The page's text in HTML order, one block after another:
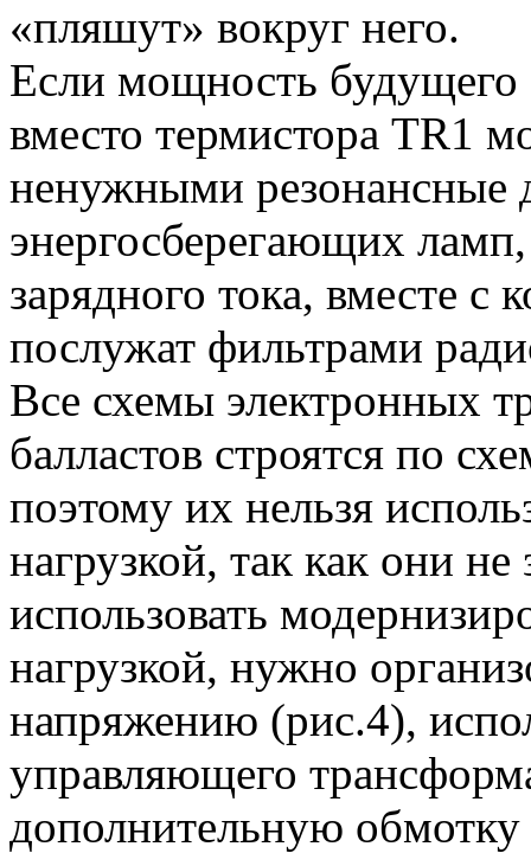
«пляшут» вокруг него.
Если мощность будущего
вместо термистора ТR1
ненужными резонансные
энергосберегающих
зарядного тока, вместе
послужат фильтрами
Все схемы электронных
балластов строятся по
поэтому их нельзя
нагрузкой, так как они
использовать
нагрузкой, нужно
напряжению (рис.4),
управляющего
дополнительную